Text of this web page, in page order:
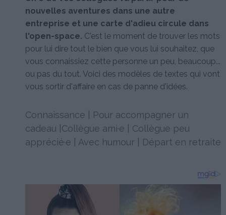
nouvelles aventures dans une autre
entreprise et une carte d'adieu circule dans
l'open-space. C'est le moment de trouver les mots
pour lui dire tout le bien que vous lui souhaitez, que
vous connaissiez cette personne un peu, beaucoup...
ou pas du tout. Voici des modèles de textes qui vont
vous sortir d'affaire en cas de panne d'idées.
Connaissance
Pour accompagner un
cadeau Collègue ami·e
Collègue peu
apprécié·e
Avec humour Départ en retraite